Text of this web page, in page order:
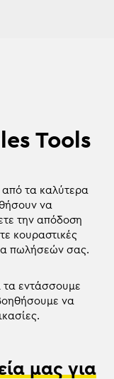
Tools
από τα καλύτερα
να
την απόδοση
κουραστικές
πωλήσεών σας.
τα εντάσσουμε
να
μας για